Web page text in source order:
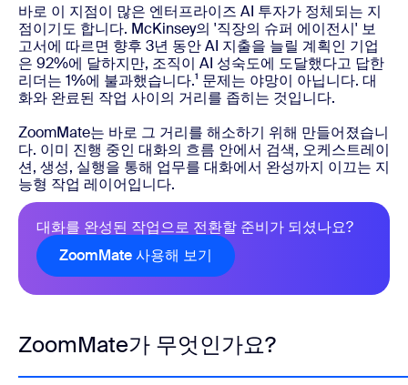
바로 이 지점이 많은 엔터프라이즈 AI 투자가 정체되는 지
점이기도 합니다. McKinsey의 '직장의 슈퍼 에이전시' 보
고서에 따르면 향후 3년 동안 AI 지출을 늘릴 계획인 기업
은 92%에 달하지만, 조직이 AI 성숙도에 도달했다고 답한
리더는 1%에 불과했습니다.¹ 문제는 야망이 아닙니다. 대
화와 완료된 작업 사이의 거리를 좁히는 것입니다.
ZoomMate는 바로 그 거리를 해소하기 위해 만들어졌습니
다. 이미 진행 중인 대화의 흐름 안에서 검색, 오케스트레이
션, 생성, 실행을 통해 업무를 대화에서 완성까지 이끄는 지
능형 작업 레이어입니다.
대화를 완성된 작업으로 전환할 준비가 되셨나요?
ZoomMate 사용해 보기
ZoomMate가 무엇인가요?